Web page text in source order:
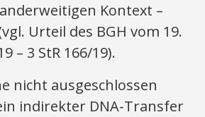
Kontext –
Urteil des BGH vom 19.
– 3 StR 166/19).
nicht ausgeschlossen
indirekter DNA-Transfer